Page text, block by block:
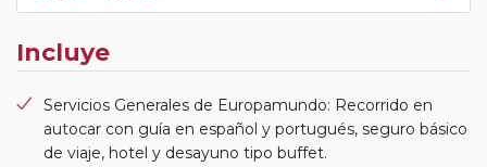
Incluye
Servicios Generales de Europamundo: Recorrido en
autocar con guía en español y portugués, seguro básico
de viaje, hotel y desayuno tipo buffet.